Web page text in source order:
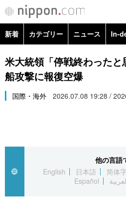
カテゴリー
経済・ビジネス
国際
トップ
アーカイブ
In-depth
Japan Data
新着 カテゴリー ニュース In-
政治・外交
経済・ビジネス
米大統領「停戦終わった
船攻撃に報復空爆
国際・海外 2026.07.08 19:28 /
他の言語
English
日本語 简体
Español